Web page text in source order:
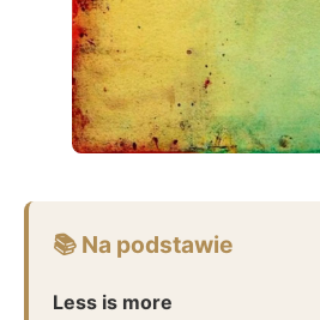
📚 Na podstawie
Less is more